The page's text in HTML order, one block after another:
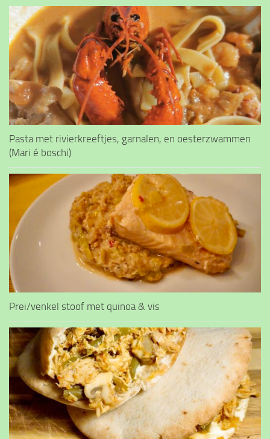
Pasta met rivierkreeftjes, garnalen, en oesterzwammen
(Mari é boschi)
Prei/venkel stoof met quinoa & vis